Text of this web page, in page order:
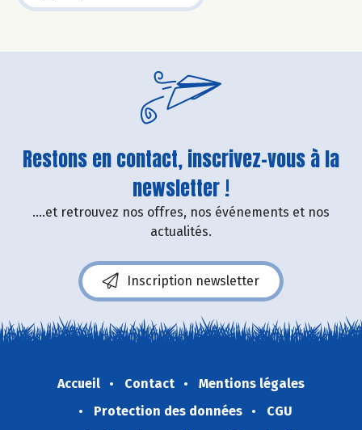
Restons en contact, inscrivez-vous à la
newsletter !
....et retrouvez nos offres, nos événements et nos
actualités.
Inscription newsletter
Accueil Contact
Mentions légales
Protection des données
CGU